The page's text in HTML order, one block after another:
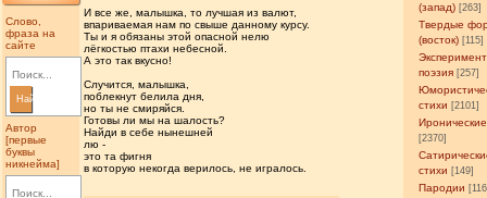
Слово,
фраза на
сайте
Найти
Автор
[первые
буквы
никнейма]
(запад) [263]
Твердые
(восток) [115]
поэзия [257]
стихи [2101]
[2370]
стихи [149]
Пародии
И все же, малышка, то лучшая из валют,
впариваемая нам по свыше данному курсу.
Ты и я обязаны этой опасной нелю
лёгкостью птахи небесной.
А это так вкусно!
Случится, малышка,
поблекнут белила дня,
но ты не смиряйся.
Готовы ли мы на шалость?
Найди в себе нынешней
лю -
это та фигня
в которую некогда верилось, не игралось.